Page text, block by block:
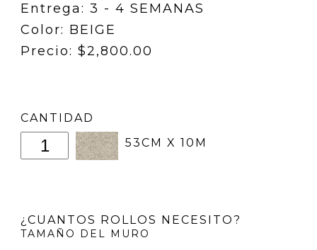
Entrega: 3 - 4 SEMANAS
Color: BEIGE
Precio: $2,800.00
CANTIDAD
53CM X 10M
¿CUANTOS ROLLOS NECESITO?
TAMAÑO DEL MURO